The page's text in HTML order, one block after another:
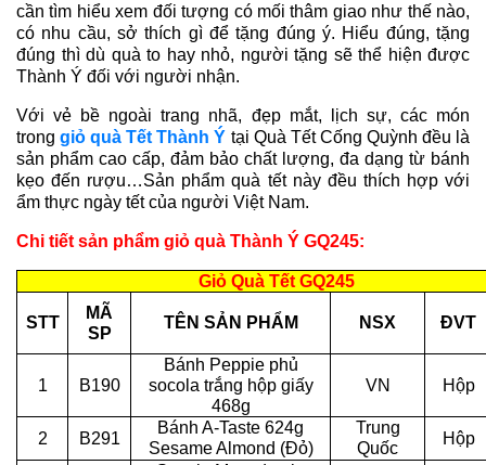
cần tìm hiểu xem đối tượng có mối thâm giao như thế nào,
có nhu cầu, sở thích gì để tặng đúng ý. Hiểu đúng, tặng
đúng thì dù quà to hay nhỏ, người tặng sẽ thể hiện được
Thành Ý đối với người nhận.
Với vẻ bề ngoài trang nhã, đẹp mắt, lịch sự, các món
tronggiỏ quà Tết Thành Ý tại Quà Tết Cống Quỳnh đều là
sản phẩm cao cấp, đảm bảo chất lượng, đa dạng từ bánh
kẹo đến rượu…Sản phẩm quà tết này đều thích hợp với
ẩm thực ngày tết của người Việt Nam.
Chi tiết sản phẩm giỏ quà Thành Ý GQ245:
Giỏ Quà Tết GQ245
STT
MÃ
SP
TÊN SẢN PHẨM NSX ĐVT
1 B190
Bánh Peppie phủ
socola trắng hộp giấy
468g
VN Hộp
2 B291
Bánh A-Taste 624g
Sesame Almond (Đỏ)
Trung
Quốc
Hộp